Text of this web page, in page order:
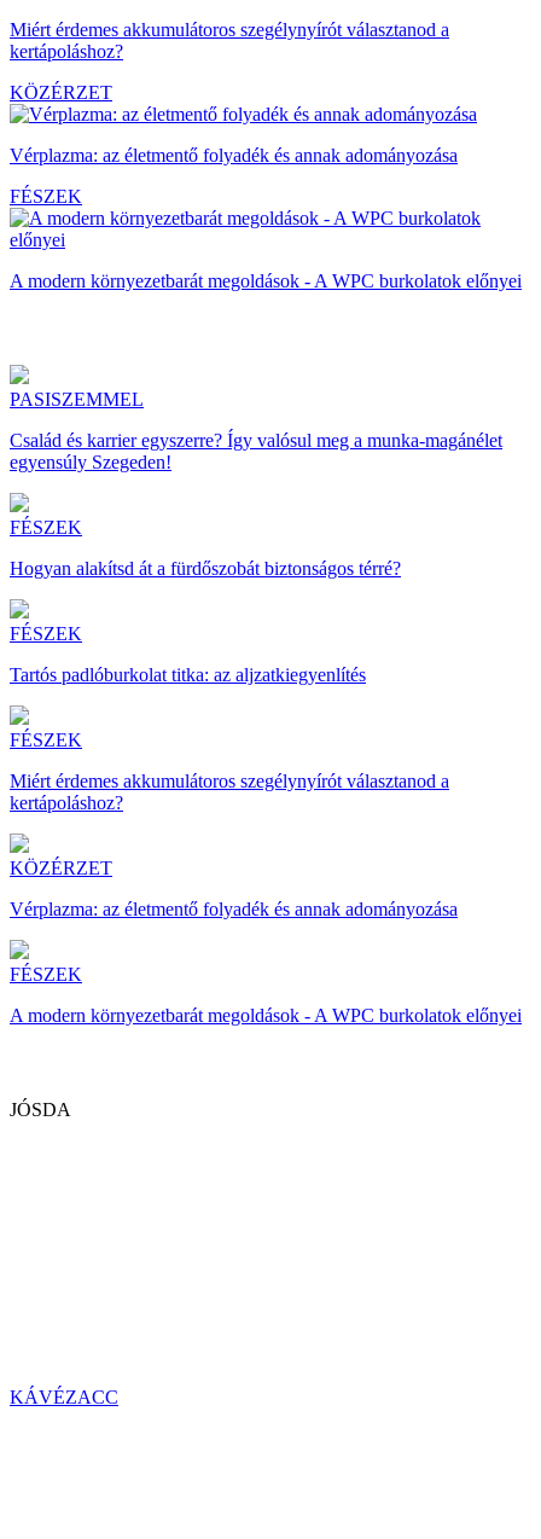
Miért érdemes akkumulátoros szegélynyírót választanod a
kertápoláshoz?
KÖZÉRZET
Vérplazma: az életmentő folyadék és annak adományozása
FÉSZEK
A modern környezetbarát megoldások - A WPC burkolatok előnyei
PASISZEMMEL
Család és karrier egyszerre? Így valósul meg a munka-magánélet
egyensúly Szegeden!
FÉSZEK
Hogyan alakítsd át a fürdőszobát biztonságos térré?
FÉSZEK
Tartós padlóburkolat titka: az aljzatkiegyenlítés
FÉSZEK
Miért érdemes akkumulátoros szegélynyírót választanod a
kertápoláshoz?
KÖZÉRZET
Vérplazma: az életmentő folyadék és annak adományozása
FÉSZEK
A modern környezetbarát megoldások - A WPC burkolatok előnyei
JÓSDA
KÁVÉZACC